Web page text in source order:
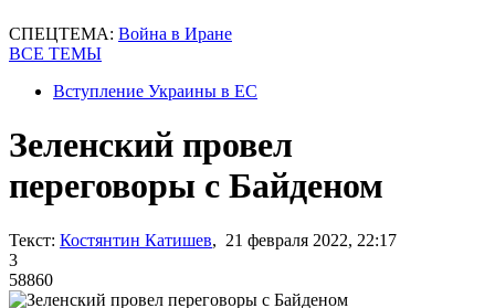
СПЕЦТЕМА: Война в Иране
ВСЕ ТЕМЫ
Вступление Украины в ЕС
Зеленский провел
переговоры с Байденом
Текст: Костянтин Катишев, 21 февраля 2022, 22:17
3
58860